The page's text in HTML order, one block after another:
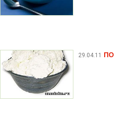
29.04.11